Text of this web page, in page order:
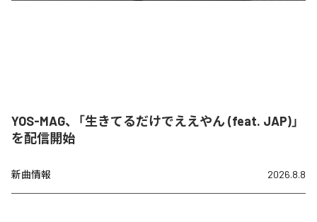
YOS-MAG、「生きてるだけでええやん (feat. JAP)」
を配信開始
新曲情報 2026.8.8